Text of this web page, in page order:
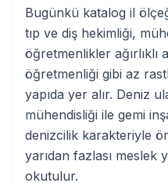
Bugünkü katalog il
tıp ve diş hekimliği,
öğretmenlikler ağırlıklı
öğretmenliği gibi az
yapıda yer alır. Deniz
mühendisliği ile gemi
denizcilik karakteriyle
yarıdan fazlası meslek
okutulur.